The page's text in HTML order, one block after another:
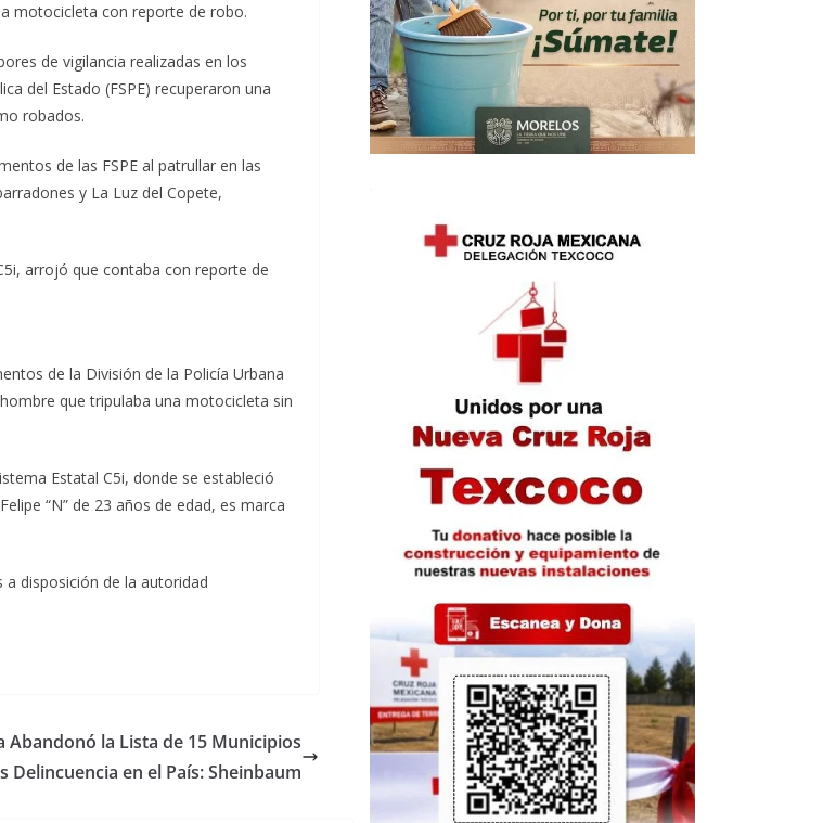
motocicleta con reporte de robo.
de vigilancia realizadas en los
del Estado (FSPE) recuperaron una
robados.
de las FSPE al patrullar en las
y La Luz del Copete,
arrojó que contaba con reporte de
de la División de la Policía Urbana
que tripulaba una motocicleta sin
Estatal C5i, donde se estableció
“N” de 23 años de edad, es marca
disposición de la autoridad
Abandonó la Lista de 15 Municipios
Delincuencia en el País: Sheinbaum